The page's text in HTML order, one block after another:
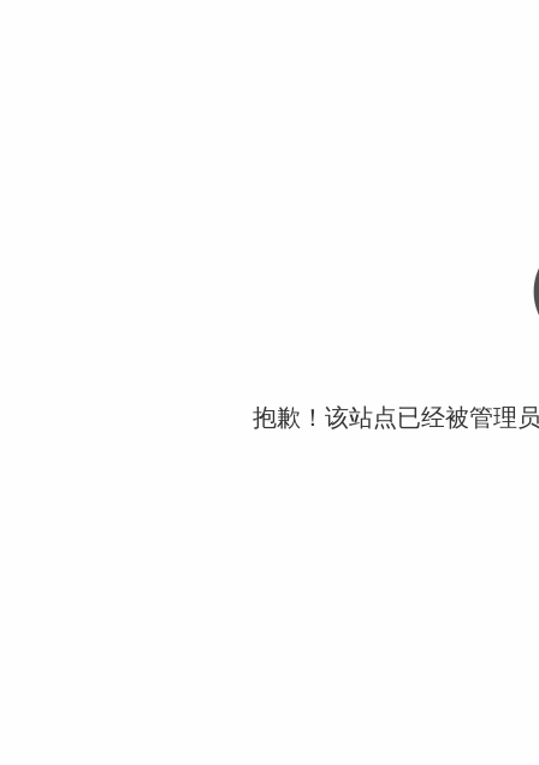
抱歉！该站点已经被管理